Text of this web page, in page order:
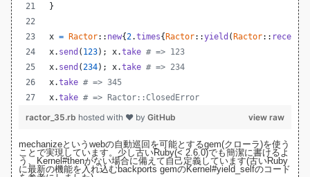
}
x = Ractor:: new{2.times{Ractor::yield (Ractor:: receive
x. send ( 123) ; x.take # => 123
x. send ( 234) ; x.take # => 234
x.take # => 345
x.take # => Ractor::ClosedError
view raw
ractor_35.rb hosted with ❤ by GitHub
mechanizeというwebの自動巡回を可能とするgem(クローラ)を使う
ことで実現しています。少し古いRuby(< 2.6.0)でも簡潔に書けるよ
う、Kernel#thenがない場合に備えて自己定義しています(古いRuby
に最新の機能を入れ込むbackports gemのKernel#yield_selfのコード